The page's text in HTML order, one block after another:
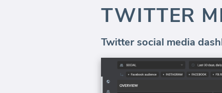
TWITTER
Twitter social media